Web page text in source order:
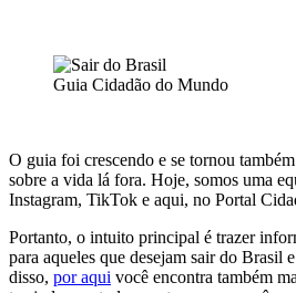
Guia Cidadão do Mundo
O guia foi crescendo e se tornou
sobre a vida lá fora. Hoje, somos uma
Instagram, TikTok e aqui, no Portal
Portanto, o intuito principal é trazer
para aqueles que desejam sair do Brasil
disso, por aqui você encontra também